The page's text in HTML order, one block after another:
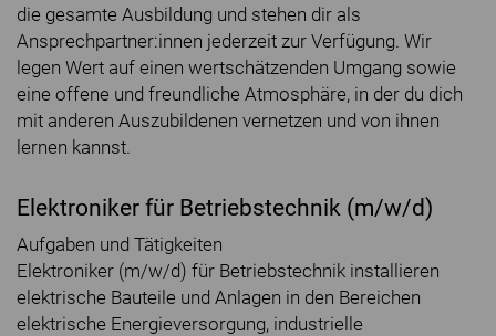
die gesamte Ausbildung und stehen dir als
Ansprechpartner:innen jederzeit zur Verfügung. Wir
legen Wert auf einen wertschätzenden Umgang sowie
eine offene und freundliche Atmosphäre, in der du dich
mit anderen Auszubildenen vernetzen und von ihnen
lernen kannst.
Elektroniker für Betriebstechnik (m/w/d)
Aufgaben und Tätigkeiten
Elektroniker (m/w/d) für Betriebstechnik installieren
elektrische Bauteile und Anlagen in den Bereichen
elektrische Energieversorgung, industrielle